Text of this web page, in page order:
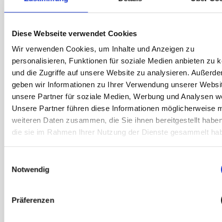
Diese Webseite verwendet Cookies
Wir verwenden Cookies, um Inhalte und Anzeigen zu
personalisieren, Funktionen für soziale Medien anbieten zu
und die Zugriffe auf unsere Website zu analysieren.
geben wir Informationen zu Ihrer Verwendung unserer
unsere Partner für soziale Medien, Werbung und Analysen
Unsere Partner führen diese Informationen möglicherweise
weiteren Daten zusammen, die Sie ihnen bereitgestellt
die sie im Rahmen Ihrer Nutzung der Dienste gesammelt
Notwendig
Präferenzen
Premium Service Pauschale*
Termins nicht repariert werden kann*
*Gilt nur für Garantieschäden. Siehe
Garantiebedingungen
Reparatur in unter einer Stunde – ohne
Stress
Dein Gerät ist im Handumdrehen wieder
Deine Garantie bleibt – sorgenfrei und
Jede Reparatur entspricht den höchsten